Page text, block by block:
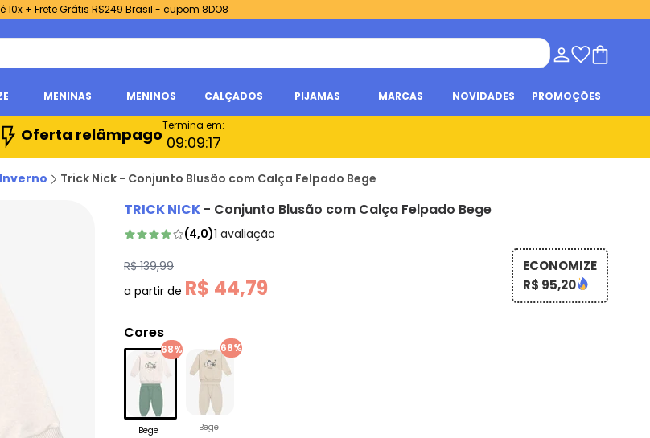
10x + Frete Grátis R$249 Brasil - cupom 8DO8
MENINAS MENINOS CALÇADOS PIJAMAS MARCAS NOVIDADES PROMOÇÕES
Oferta relâmpagoTermina em:
09:09:16
Trick Nick - Conjunto Blusão com Calça Felpado Bege
TRICK NICK - Conjunto Blusão com Calça Felpado Bege
(4,0)1 avaliação
R$ 139,99
a partir de R$ 44,79
ECONOMIZE
R$ 95,20
Cores
68%
Bege
68%
Bege